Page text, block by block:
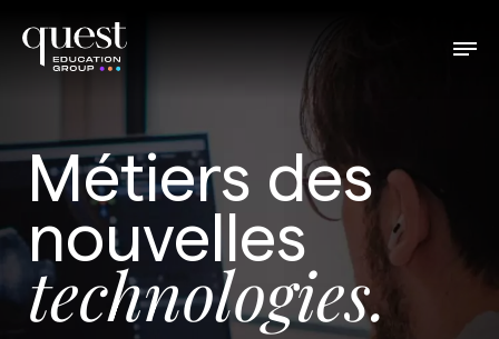
Métiers des
nouvelles
technologies.